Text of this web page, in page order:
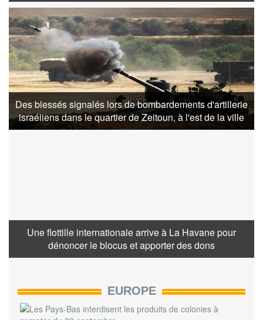
Des blessés signalés lors de bombardements d'artillerie
israéliens dans le quartier de Zeitoun, à l'est de la ville
Une flottille internationale arrive à La Havane pour
dénoncer le blocus et apporter des dons
EUROPE